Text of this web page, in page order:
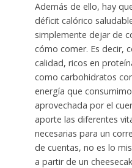
Además de ello, hay
déficit calórico
simplemente dejar de
cómo comer. Es decir,
calidad, ricos en
como carbohidratos
energía que
aprovechada por el
aporte las diferentes
necesarias para un
de cuentas, no es lo
a partir de un